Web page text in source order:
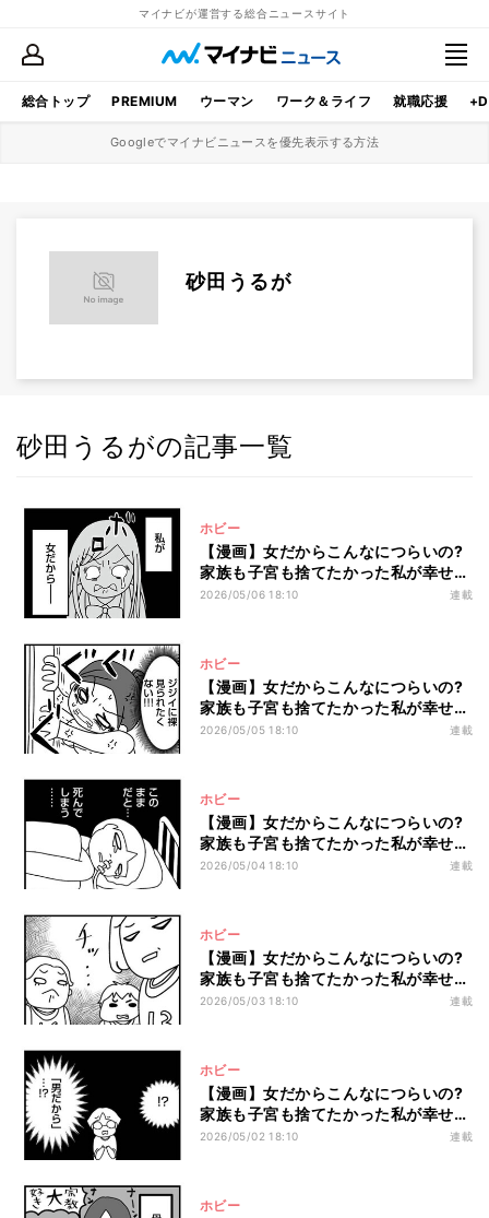
マイナビが運営する総合ニュースサイト
総合トップ PREMIUM ウーマン ワーク＆ライフ 就職応援
Googleでマイナビニュースを優先表示する方法
砂田うるが
砂田うるがの記事一覧
ホビー
【漫画】女だからこんなにつらいの?
家族も子宮も捨てたかった私が幸せに
なるまで 第6回 「女は泣けばいいって
2026/05/06 18:10 連載
ホビー
【漫画】女だからこんなにつらいの?
家族も子宮も捨てたかった私が幸せに
なるまで 第5回 高校でモテ始めた私、
2026/05/05 18:10 連載
ホビー
【漫画】女だからこんなにつらいの?
家族も子宮も捨てたかった私が幸せに
なるまで 第4回 「こんな家、出てって
2026/05/04 18:10 連載
ホビー
【漫画】女だからこんなにつらいの?
家族も子宮も捨てたかった私が幸せに
なるまで 第3回 「悪いことは『男だか
2026/05/03 18:10 連載
ホビー
【漫画】女だからこんなにつらいの?
家族も子宮も捨てたかった私が幸せに
なるまで 第2回 「お兄ちゃんだから」
2026/05/02 18:10 連載
ホビー